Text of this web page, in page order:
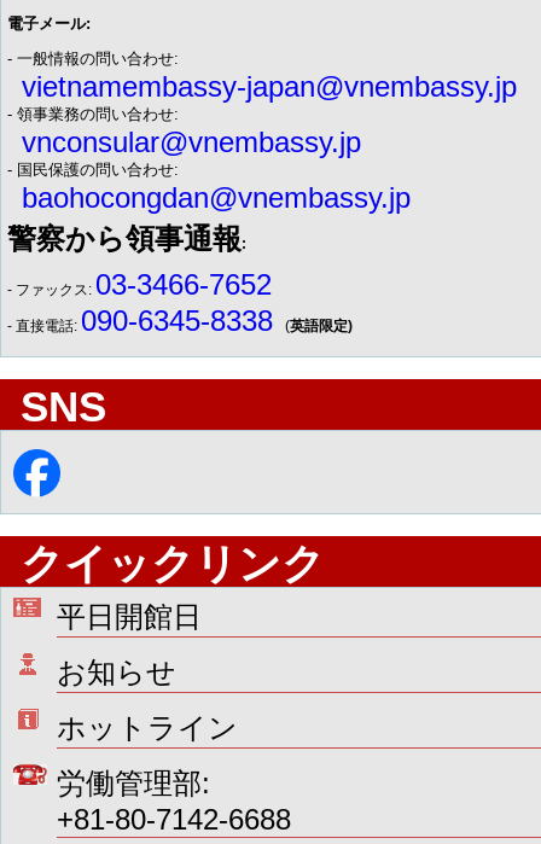
電子メール:
- 一般情報の問い合わせ:
vietnamembassy-japan@vnembassy.jp
- 領事業務の問い合わせ:
vnconsular@vnembassy.jp
- 国民保護の問い合わせ:
baohocongdan@vnembassy.jp
警察から領事通報:
- ファックス: 03-3466-7652
- 直接電話: 090-6345-8338 (英語限定)
SNS
クイックリンク
平日開館日
お知らせ
ホットライン
労働管理部:
+81-80-7142-6688